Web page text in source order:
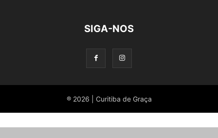
SIGA-NOS
® 2026 | Curitiba de Graça